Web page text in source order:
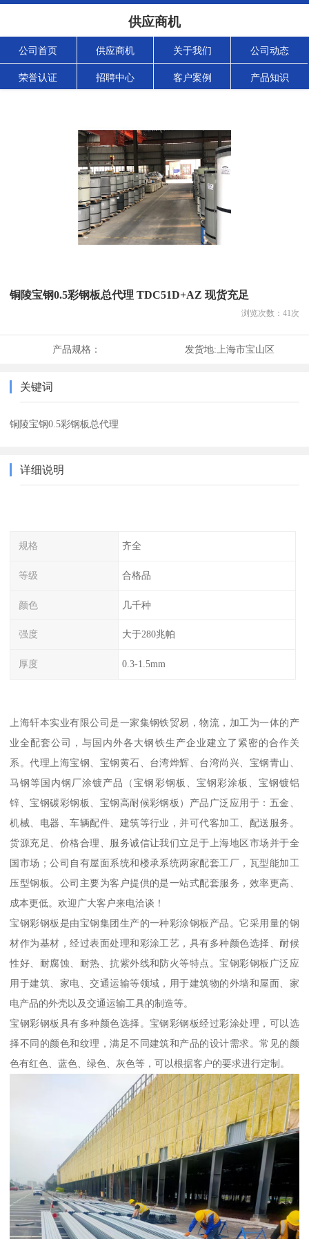
供应商机
公司首页 供应商机 关于我们 公司动态
荣誉认证 招聘中心 客户案例 产品知识
铜陵宝钢0.5彩钢板总代理 TDC51D+AZ 现货充足
浏览次数： 41次
产品规格： 发货地: 上海市宝山区
关键词
铜陵宝钢0.5彩钢板总代理
详细说明
规格 齐全
等级 合格品
颜色 几千种
强度 大于280兆帕
厚度 0.3-1.5mm
上海轩本实业有限公司是一家集钢铁贸易，物流，加工为一体的产
业全配套公司，与国内外各大钢铁生产企业建立了紧密的合作关
系。代理上海宝钢、宝钢黄石、台湾烨辉、台湾尚兴、宝钢青山、
马钢等国内钢厂涂镀产品（宝钢彩钢板、宝钢彩涂板、宝钢镀铝
锌、宝钢碳彩钢板、宝钢高耐候彩钢板）产品广泛应用于：五金、
机械、电器、车辆配件、建筑等行业，并可代客加工、配送服务。
货源充足、价格合理、服务诚信让我们立足于上海地区市场并于全
国市场；公司自有屋面系统和楼承系统两家配套工厂，瓦型能加工
压型钢板。公司主要为客户提供的是一站式配套服务，效率更高、
成本更低。欢迎广大客户来电洽谈！
宝钢彩钢板是由宝钢集团生产的一种彩涂钢板产品。它采用量的钢
材作为基材，经过表面处理和彩涂工艺，具有多种颜色选择、耐候
性好、耐腐蚀、耐热、抗紫外线和防火等特点。宝钢彩钢板广泛应
用于建筑、家电、交通运输等领域，用于建筑物的外墙和屋面、家
电产品的外壳以及交通运输工具的制造等。
宝钢彩钢板具有多种颜色选择。宝钢彩钢板经过彩涂处理，可以选
择不同的颜色和纹理，满足不同建筑和产品的设计需求。常见的颜
色有红色、蓝色、绿色、灰色等，可以根据客户的要求进行定制。